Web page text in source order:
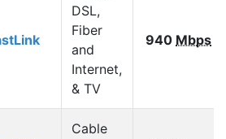
DSL,
Fiber
and
Internet,
& TV
940 Mbps
Cable